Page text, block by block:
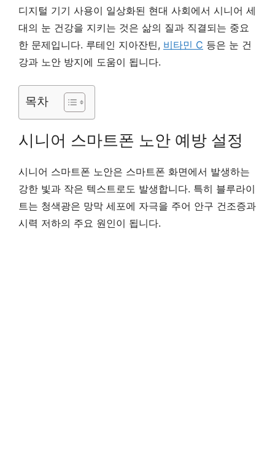
디지털 기기 사용이 일상화된 현대 사회에서 시니어 세
대의 눈 건강을 지키는 것은 삶의 질과 직결되는 중요
한 문제입니다. 루테인 지아잔틴, 비타민 C 등은 눈 건
강과 노안 방지에 도움이 됩니다.
목차
시니어 스마트폰 노안 예방 설정
시니어 스마트폰 노안은 스마트폰 화면에서 발생하는
강한 빛과 작은 텍스트로도 발생합니다. 특히 블루라이
트는 청색광은 망막 세포에 자극을 주어 안구 건조증과
시력 저하의 주요 원인이 됩니다.